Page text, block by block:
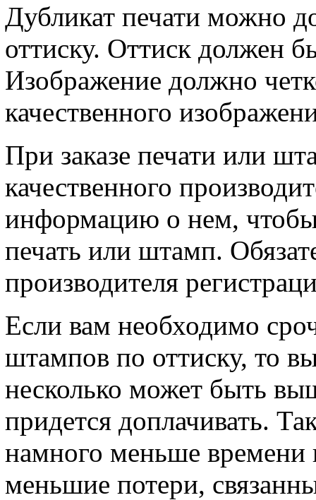
Дубликат печати можно
оттиску. Оттиск должен
Изображение должно
качественного
При заказе печати или
качественного
информацию о нем,
печать или штамп.
производителя
Если вам необходимо
штампов по оттиску, то
несколько может быть
придется доплачивать.
намного меньше времени
меньшие потери,